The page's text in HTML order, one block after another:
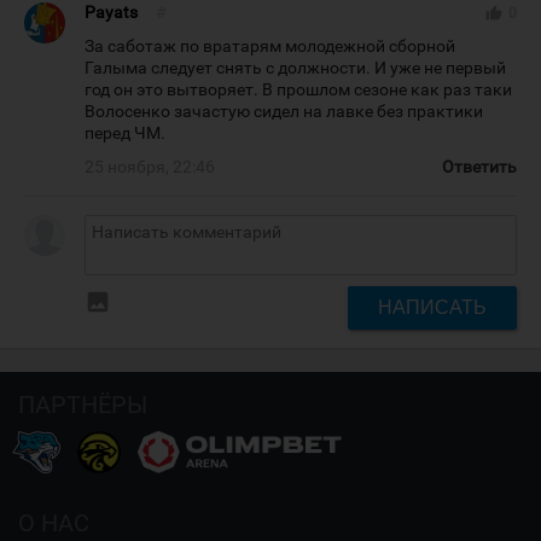
Payats
За саботаж по вратарям молодежной сборной
Галыма следует снять с должности. И уже не первый
год он это вытворяет. В прошлом сезоне как раз таки
Волосенко зачастую сидел на лавке без практики
перед ЧМ.
Ответить
НАПИСАТЬ